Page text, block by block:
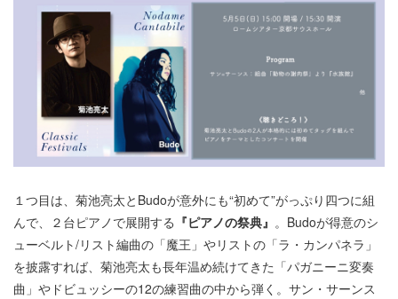
１つ目は、菊池亮太とBudoが意外にも“初めて”がっぷり四つに組
んで、２台ピアノで展開する 『ピアノの祭典』 。Budoが得意のシ
ューベルト/リスト編曲の「魔王」やリストの「ラ・カンパネラ」
を披露すれば、菊池亮太も長年温め続けてきた「パガニーニ変奏
曲」やドビュッシーの12の練習曲の中から弾く。サン・サーンス